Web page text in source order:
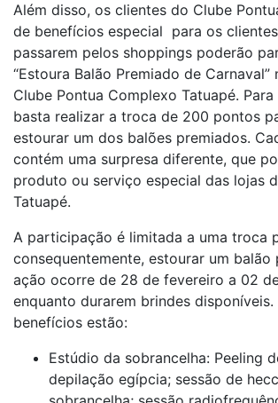
Além disso, os clientes do Clube
de benefícios especial para os
passarem pelos shoppings poderão
“Estoura Balão Premiado de Carnaval”
Clube Pontua Complexo Tatuapé.
basta realizar a troca de 200 pontos
estourar um dos balões premiados.
contém uma surpresa diferente, que
produto ou serviço especial das lojas
Tatuapé.
A participação é limitada a uma troca
consequentemente, estourar um balão
ação ocorre de 28 de fevereiro a 02
enquanto durarem brindes disponíveis.
benefícios estão:
Estúdio da sobrancelha: Peeling
depilação egípcia; sessão de